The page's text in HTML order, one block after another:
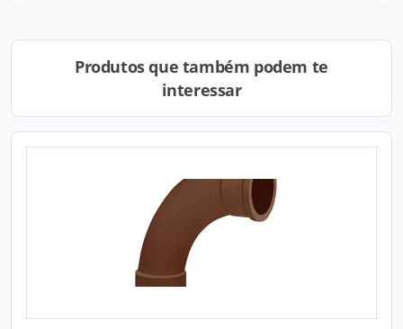
Produtos que também podem te
interessar